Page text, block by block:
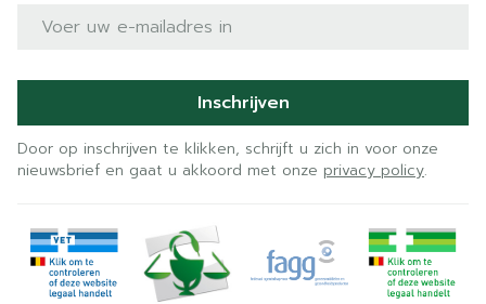
E-mail adres
Inschrijven
Door op inschrijven te klikken, schrijft u zich in voor onze
nieuwsbrief en gaat u akkoord met onze privacy policy.